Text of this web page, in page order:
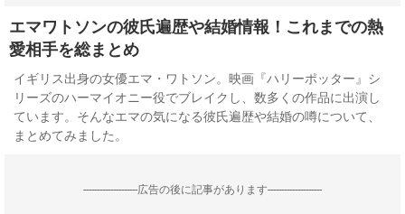
エマワトソンの彼氏遍歴や結婚情報！これまでの熱
愛相手を総まとめ
イギリス出身の女優エマ・ワトソン。映画『ハリーポッター』シ
リーズのハーマイオニー役でブレイクし、数多くの作品に出演し
ています。そんなエマの気になる彼氏遍歴や結婚の噂について、
まとめてみました。
--------------------広告の後に記事があります--------------------